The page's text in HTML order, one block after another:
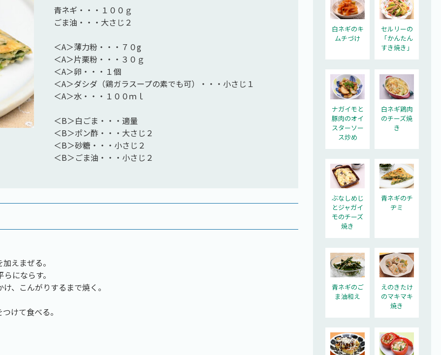
青ネギ・・・１００ｇ
ごま油・・・大さじ２
＜A＞薄力粉・・・７０g
＜A＞片栗粉・・・３０ｇ
＜A＞卵・・・１個
＜A＞ダシダ（鶏ガラスープの素でも可）・・・小さじ１
＜A＞水・・・１００ｍｌ
＜B＞白ごま・・・適量
＜B＞ポン酢・・・大さじ２
＜B＞砂糖・・・小さじ２
＜B＞ごま油・・・小さじ２
えまぜる。
にならす。
、こんがりするまで焼く。
けて食べる。
白ネギのキ
ムチづけ
セルリーの
「かんたん
すき焼き」
ナガイモと
豚肉のオイ
スターソー
ス炒め
白ネギ鶏肉
のチーズ焼
き
ぶなしめじ
とジャガイ
モのチーズ
焼き
青ネギのチ
ヂミ
青ネギのご
ま油和え
えのきたけ
のマキマキ
焼き